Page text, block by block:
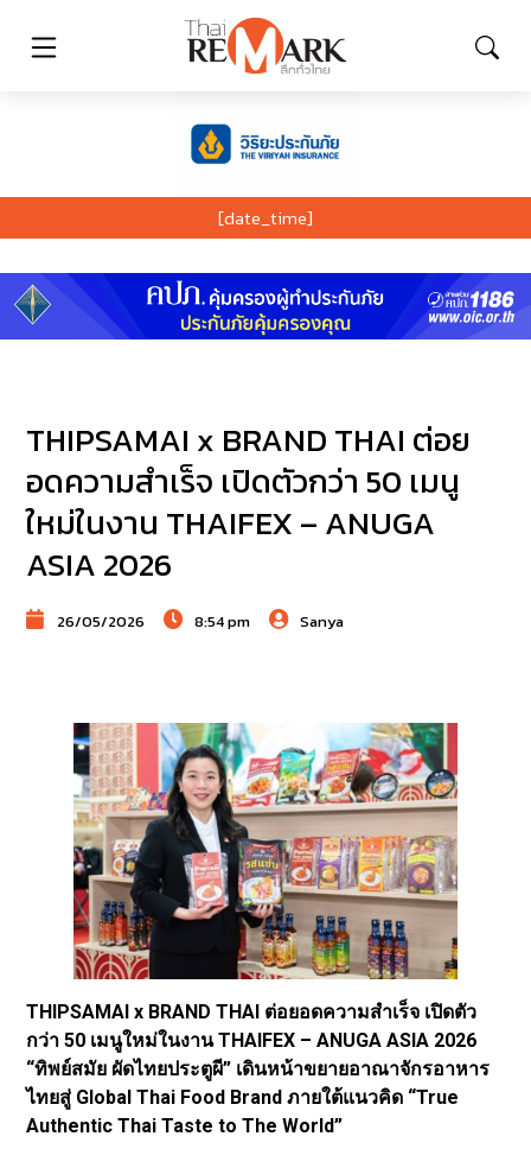
[date_time]
THIPSAMAI x BRAND THAI ต่อย
อดความสำเร็จ เปิดตัวกว่า 50 เมนู
ใหม่ในงาน THAIFEX – ANUGA
ASIA 2026
26/05/2026 8:54 pm Sanya
THIPSAMAI x BRAND THAI ต่อยอดความสำเร็จ เปิดตัว
กว่า 50 เมนูใหม่ในงาน THAIFEX – ANUGA ASIA 2026
“ทิพย์สมัย ผัดไทยประตูผี” เดินหน้าขยายอาณาจักรอาหาร
ไทยสู่ Global Thai Food Brand ภายใต้แนวคิด “True
Authentic Thai Taste to The World”